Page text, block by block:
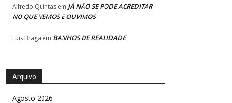
Alfredo Quintas em JÁ NÃO SE PODE ACREDITAR
NO QUE VEMOS E OUVIMOS
Luis Braga em BANHOS DE REALIDADE
Arquivo
Agosto 2026